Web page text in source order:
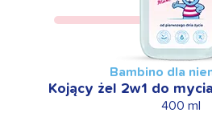
Bambino dla
Kojący żel 2w1 do
400 ml